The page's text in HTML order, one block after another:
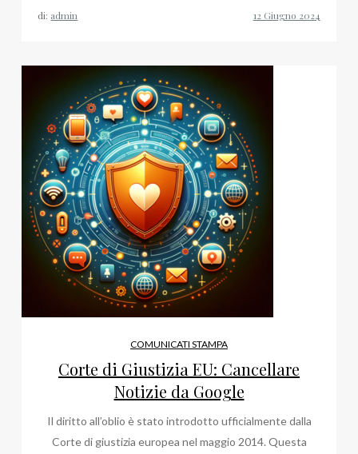
di: admin
COMUNICATI STAMPA
Corte di Giustizia EU: Cancellare
Notizie da Google
Il diritto all’oblio è stato introdotto ufficialmente dalla
Corte di giustizia europea nel maggio 2014. Questa